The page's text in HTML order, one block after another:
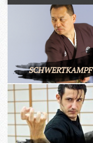
SCHWERTKAMPF